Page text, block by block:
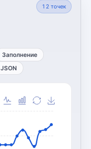
12 точек
Заполнение
JSON